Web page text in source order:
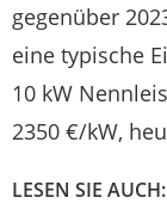
gegenüber
eine typische
10 kW
2350 €/kW,
LESEN SIE AUCH: